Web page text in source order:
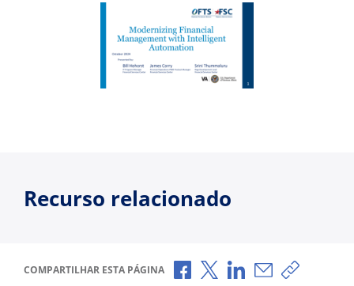
Recurso relacionado
COMPARTILHAR ESTA PÁGINA Compartilhar no Facebook
Compartilhar no X
Compartilhar no
Compartilhar
Copiar